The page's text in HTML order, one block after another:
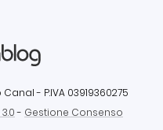
Canal - P.IVA 03919360275
- Gestione Consenso